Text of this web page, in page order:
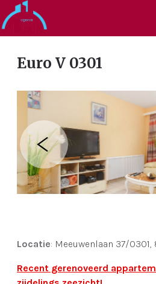
Euro V 0301
Locatie: Meeuwenlaan 37/0301,
Recent gerenoveerd